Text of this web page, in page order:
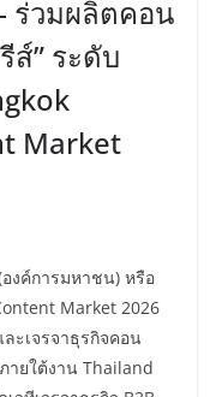
ร่วมผลิตคอน
ส์” ระดับ
Market
งค์การมหาชน) หรือ
Market 2026
ะเจรจาธุรกิจคอน
ายใต้งาน Thailand